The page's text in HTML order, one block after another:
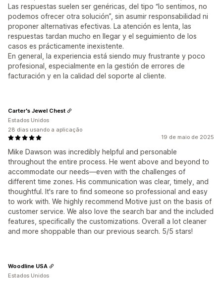
Las respuestas suelen ser genéricas, del tipo “lo sentimos, no
podemos ofrecer otra solución”, sin asumir responsabilidad ni
proponer alternativas efectivas. La atención es lenta, las
respuestas tardan mucho en llegar y el seguimiento de los
casos es prácticamente inexistente.
En general, la experiencia está siendo muy frustrante y poco
profesional, especialmente en la gestión de errores de
facturación y en la calidad del soporte al cliente.
19 de maio de 2025
Mike Dawson was incredibly helpful and personable
throughout the entire process. He went above and beyond to
accommodate our needs—even with the challenges of
different time zones. His communication was clear, timely, and
thoughtful. It's rare to find someone so professional and easy
to work with. We highly recommend Motive just on the basis of
customer service. We also love the search bar and the included
features, specifically the customizations. Overall a lot cleaner
and more shoppable than our previous search. 5/5 stars!
Carter's Jewel Chest
Estados Unidos
28 dias usando a aplicação
Woodline USA
Estados Unidos